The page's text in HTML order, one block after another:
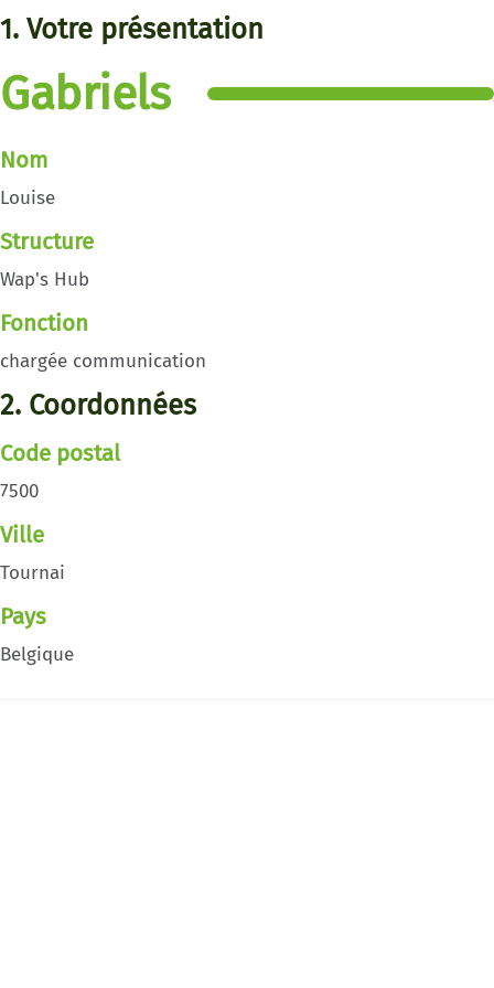
1. Votre présentation
Gabriels
Nom
Louise
Structure
Wap's Hub
Fonction
chargée communication
2. Coordonnées
Code postal
7500
Ville
Tournai
Pays
Belgique